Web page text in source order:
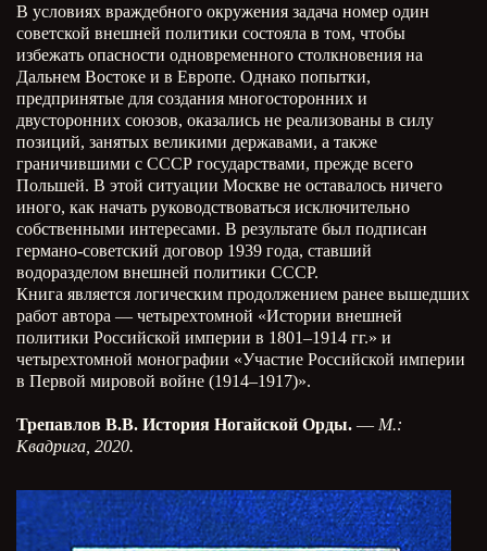
В условиях враждебного окружения задача номер один
советской внешней политики состояла в том, чтобы
избежать опасности одновременного столкновения на
Дальнем Востоке и в Европе. Однако попытки,
предпринятые для создания многосторонних и
двусторонних союзов, оказались не реализованы в силу
позиций, занятых великими державами, а также
граничившими с СССР государствами, прежде всего
Польшей. В этой ситуации Москве не оставалось ничего
иного, как начать руководствоваться исключительно
собственными интересами. В результате был подписан
германо-советский договор 1939 года, ставший
водоразделом внешней политики СССР.
Книга является логическим продолжением ранее вышедших
работ автора — четырехтомной «Истории внешней
политики Российской империи в 1801–1914 гг.» и
четырехтомной монографии «Участие Российской империи
в Первой мировой войне (1914–1917)».
Трепавлов В.В. История Ногайской Орды. — М.:
Квадрига, 2020.